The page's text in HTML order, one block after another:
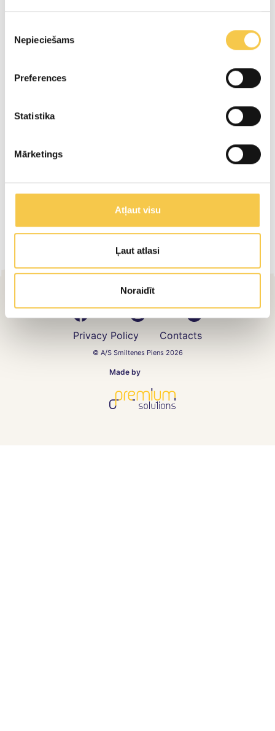
izvēle
Nepieciešams
Preferences
Statistika
Mārketings
Atļaut visu
Ļaut atlasi
Noraidīt
with cinnamon and a little ground cardamom.
Place the grated “Latvijas” cheese, toasted rye
bread, cream cheese and whipped cream, lemon
zest and icing sugar in a bowl. Mix everything.
End result
Privacy Policy Contacts
© A/S Smiltenes Piens 2026
Made by